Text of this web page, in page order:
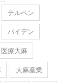
テルペン
バイデン
医療大麻
大麻産業